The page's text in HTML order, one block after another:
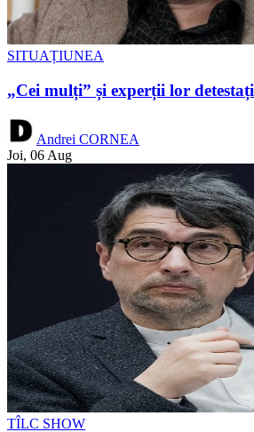
SITUAȚIUNEA
„Cei mulți” și experții lor detestați
Andrei CORNEA
Joi, 06 Aug
TÎLC SHOW